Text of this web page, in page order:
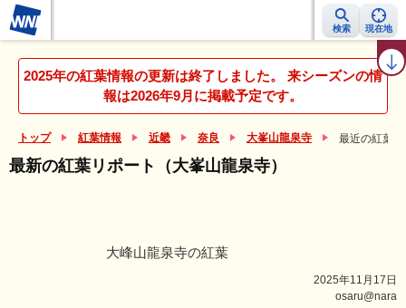
検索 現在地
紅葉レーダー 紅葉ニュース 京都 見頃カレンダー 名所ランキング
2025年の紅葉情報の更新は終了しました。 来シーズンの情
報は2026年9月に掲載予定です。
トップ 紅葉情報 近畿 奈良 大峯山龍泉寺 最近の紅葉
最新の紅葉リポート（大峯山龍泉寺）
大峰山龍泉寺の紅葉
2025年11月17日
osaru@nara